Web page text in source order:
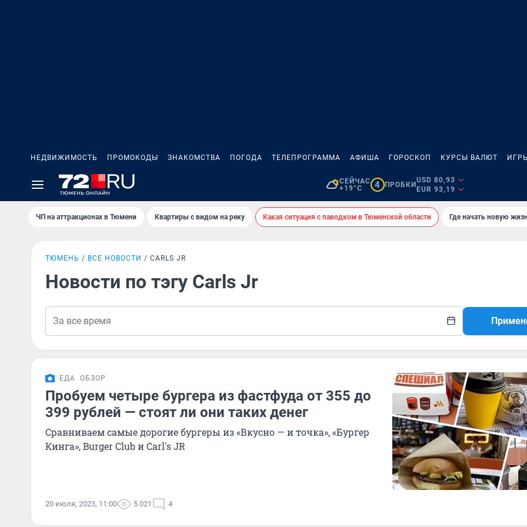
НЕДВИЖИМОСТЬ ПРОМОКОДЫ ЗНАКОМСТВА ПОГОДА ТЕЛЕПРОГРАММА АФИША ГОРОСКОП КУРСЫ ВАЛЮТ
СЕЙЧАС
+19°C
4 ПРОБКИ
USD 80,93
EUR 93,19
ЧП на аттракционах в Тюмени Квартиры с видом на реку Какая ситуация с паводком в Тюменской области Где начать новую
ТЮМЕНЬ ВСЕ НОВОСТИ CARLS JR
Новости по тэгу Carls Jr
ЕДА ОБЗОР
Пробуем четыре бургера из фастфуда от 355 до
399 рублей — стоят ли они таких денег
Сравниваем самые дорогие бургеры из «Вкусно — и точка», «Бургер
Кинга», Burger Club и Carl's JR
20 июля, 2023, 11:00 5 021 4